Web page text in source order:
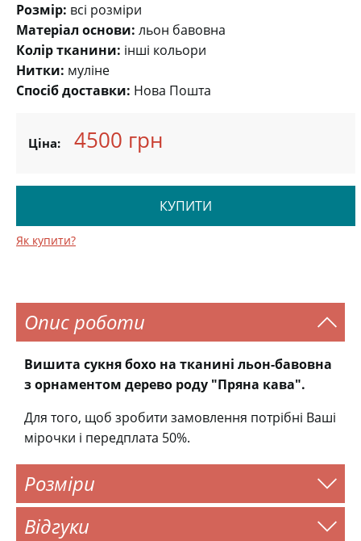
Розмір: всі розміри
Матеріал основи: льон бавовна
Колір тканини: інші кольори
Нитки: муліне
Спосіб доставки: Нова Пошта
Ціна: 4500 грн
КУПИТИ
Як купити?
Опис роботи
Вишита сукня бохо на тканині льон-бавовна
з орнаментом дерево роду "Пряна кава".
Для того, щоб зробити замовлення потрібні Ваші
мірочки і передплата 50%.
Розміри
Відгуки